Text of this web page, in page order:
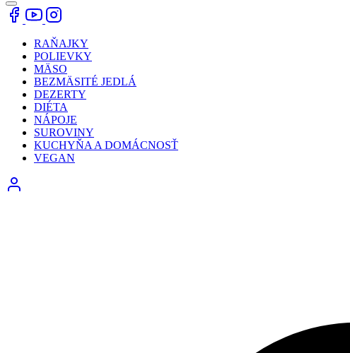
RAŇAJKY
POLIEVKY
MÄSO
BEZMÄSITÉ JEDLÁ
DEZERTY
DIÉTA
NÁPOJE
SUROVINY
KUCHYŇA A DOMÁCNOSŤ
VEGAN